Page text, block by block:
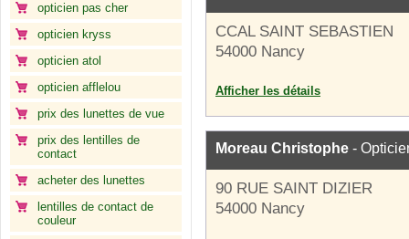
opticien pas cher
opticien kryss
opticien atol
opticien afflelou
prix des lunettes de vue
prix des lentilles de
contact
acheter des lunettes
lentilles de contact de
couleur
CCAL SAINT SEBASTIEN
54000 Nancy
Afficher les détails
Moreau Christophe -
90 RUE SAINT DIZIER
54000 Nancy